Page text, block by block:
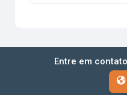
Entre em